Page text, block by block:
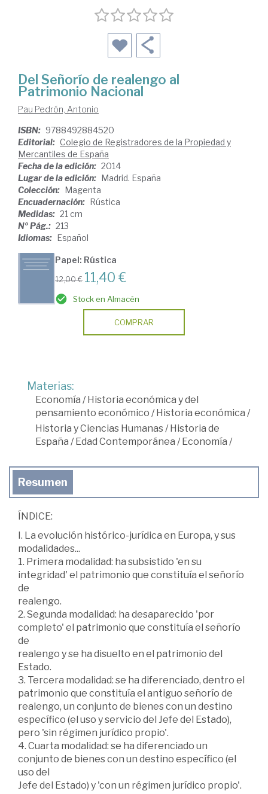
Del Señorío de realengo al
Patrimonio Nacional
Pau Pedrón, Antonio
ISBN: 9788492884520
Editorial: Colegio de Registradores de la Propiedad y
Mercantiles de España
Fecha de la edición: 2014
Lugar de la edición: Madrid. España
Colección: Magenta
Encuadernación: Rústica
Medidas: 21 cm
Nº Pág.: 213
Idiomas: Español
Papel: Rústica
12,00 € 11,40 €
Stock en Almacén
COMPRAR
Materias:
Economía /Historia económica y del
pensamiento económico /Historia económica /
Historia y Ciencias Humanas /Historia de
España /Edad Contemporánea /Economía /
Resumen
ÍNDICE:
I. La evolución histórico-jurídica en Europa, y sus
modalidades...
1. Primera modalidad: ha subsistido 'en su
integridad' el patrimonio que constituía el señorío
de
realengo.
2. Segunda modalidad: ha desaparecido 'por
completo' el patrimonio que constituía el señorío
de
realengo y se ha disuelto en el patrimonio del
Estado.
3. Tercera modalidad: se ha diferenciado, dentro el
patrimonio que constituía el antiguo señorío de
realengo, un conjunto de bienes con un destino
específico (el uso y servicio del Jefe del Estado),
pero 'sin régimen jurídico propio'.
4. Cuarta modalidad: se ha diferenciado un
conjunto de bienes con un destino específico (el
uso del
Jefe del Estado) y 'con un régimen jurídico propio'.